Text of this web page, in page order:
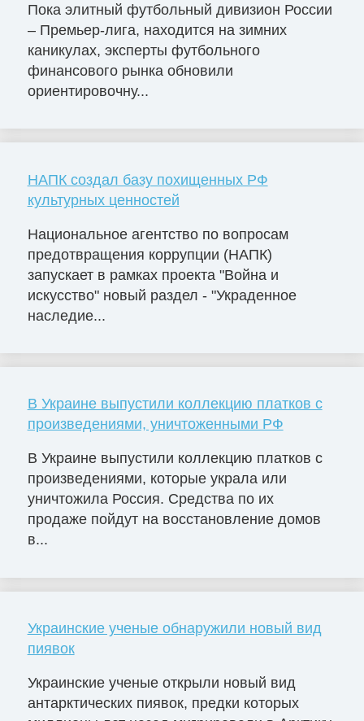
Пока элитный футбольный дивизион России
– Премьер-лига, находится на зимних
каникулах, эксперты футбольного
финансового рынка обновили
ориентировочну...
НАПК создал базу похищенных РФ
культурных ценностей
Национальное агентство по вопросам
предотвращения коррупции (НАПК)
запускает в рамках проекта "Война и
искусство" новый раздел - "Украденное
наследие...
В Украине выпустили коллекцию платков с
произведениями, уничтоженными РФ
В Украине выпустили коллекцию платков с
произведениями, которые украла или
уничтожила Россия. Средства по их
продаже пойдут на восстановление домов
в...
Украинские ученые обнаружили новый вид
пиявок
Украинские ученые открыли новый вид
антарктических пиявок, предки которых